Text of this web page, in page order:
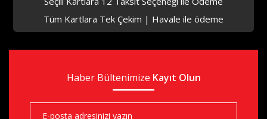
aks
Tüm Kartlara Tek Çekim | Havale ile ödeme
Haber Bültenimize Kayıt Olun